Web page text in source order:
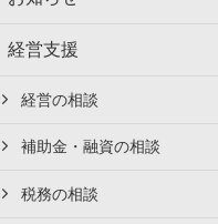
経営支援
経営の相談
補助金・融資の相談
税務の相談